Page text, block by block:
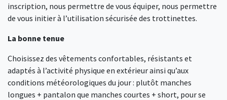
inscription, nous permettre de vous équiper, nous permettre
de vous initier à l’utilisation sécurisée des trottinettes.
La bonne tenue
Choisissez des vêtements confortables, résistants et
adaptés à l’activité physique en extérieur ainsi qu’aux
conditions météorologiques du jour : plutôt manches
longues + pantalon que manches courtes + short, pour se